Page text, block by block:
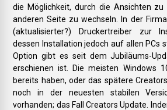
die Möglichkeit, durch die Ansichten
anderen Seite zu wechseln. In der
(aktualisierter?) Druckertreiber zur
dessen Installation jedoch auf allen PCs
Option gibt es seit dem Jubiläums-
erschienen ist. Die meisten Windows
bereits haben, oder das spätere
noch in der neuesten stabilen
vorhanden; das Fall Creators Update.